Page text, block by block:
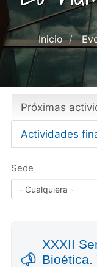
Inicio
Primary
tabs
Próximas
Actividades
Sede
XXXII
Bioética.